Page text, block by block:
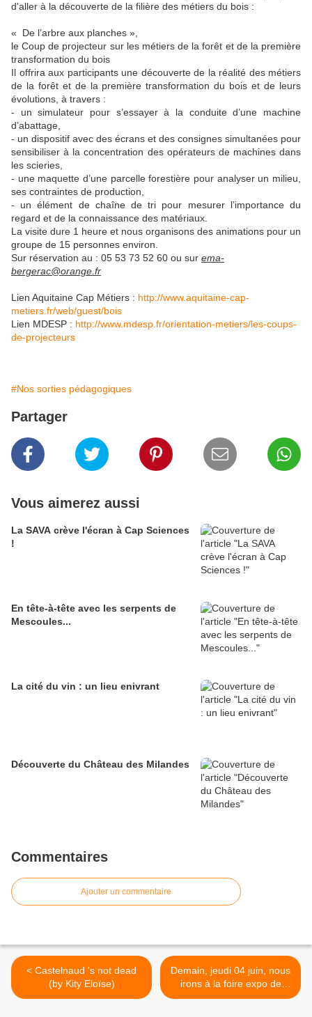
d'aller à la découverte de la filière des métiers du bois :
« De l’arbre aux planches »,
le Coup de projecteur sur les métiers de la forêt et de la première
transformation du bois
Il offrira aux participants une découverte de la réalité des métiers
de la forêt et de la première transformation du bois et de leurs
évolutions, à travers :
- un simulateur pour s’essayer à la conduite d’une machine
d’abattage,
- un dispositif avec des écrans et des consignes simultanées pour
sensibiliser à la concentration des opérateurs de machines dans
les scieries,
- une maquette d’une parcelle forestière pour analyser un milieu,
ses contraintes de production,
- un élément de chaîne de tri pour mesurer l’importance du
regard et de la connaissance des matériaux.
La visite dure 1 heure et nous organisons des animations pour un
groupe de 15 personnes environ.
Sur réservation au : 05 53 73 52 60 ou sur ema-
bergerac@orange.fr
Lien Aquitaine Cap Métiers : http://www.aquitaine-cap-
metiers.fr/web/guest/bois
Lien MDESP : http://www.mdesp.fr/orientation-metiers/les-coups-
de-projecteurs
#Nos sorties pédagogiques
Partager
Vous aimerez aussi
La SAVA crève l'écran à Cap Sciences
!
En tête-à-tête avec les serpents de
Mescoules...
La cité du vin : un lieu enivrant
Découverte du Château des Milandes
Commentaires
Ajouter un commentaire
< Castelnaud 's not dead
(by Kity Eloïse)
Demain, jeudi 04 juin, nous
irons à la foire expo de
Bergerac >